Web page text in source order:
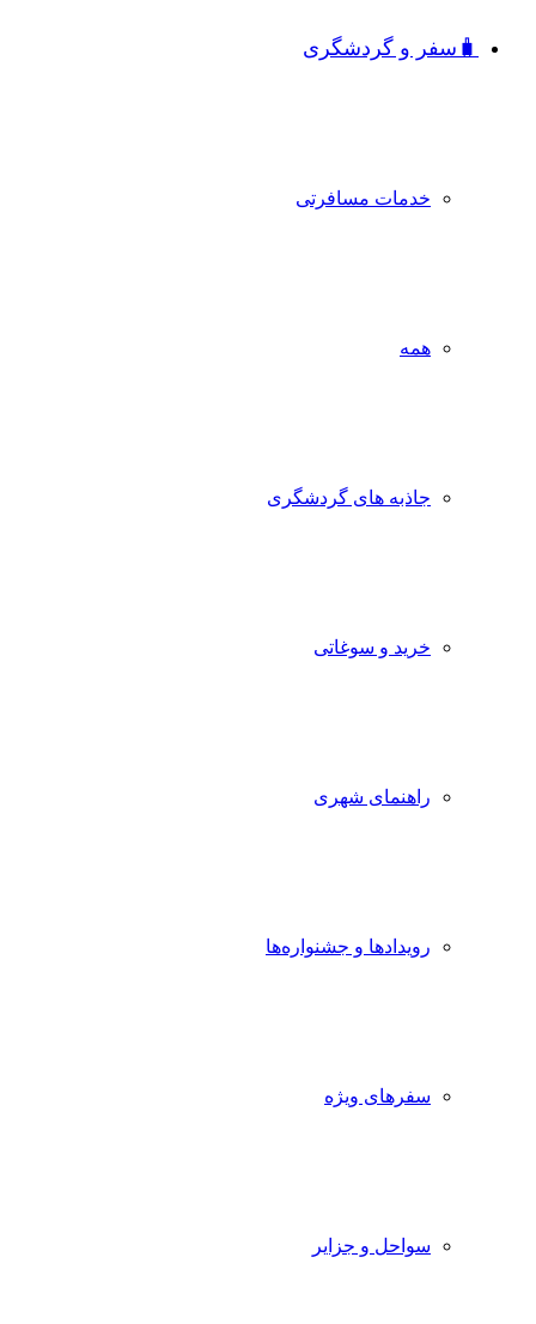
🧳سفر و گردشگری
خدمات مسافرتی
همه
جاذبه‌ های گردشگری
خرید و سوغاتی
راهنمای شهری
رویدادها و جشنواره‌ها
سفرهای ویژه
سواحل و جزایر